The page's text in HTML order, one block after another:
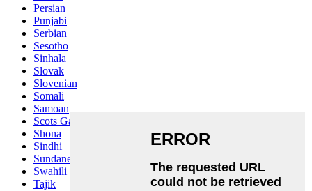
Persian
Punjabi
Serbian
Sesotho
Sinhala
Slovak
Slovenian
Somali
Samoan
Scots Gaelic
Shona
Sindhi
Sundanese
Swahili
Tajik